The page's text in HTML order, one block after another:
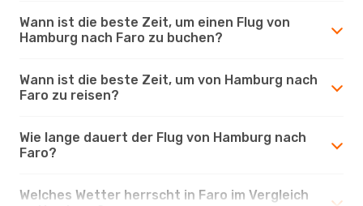
Wann ist die beste Zeit, um einen Flug von
Hamburg nach Faro zu buchen?
Wann ist die beste Zeit, um von Hamburg nach
Faro zu reisen?
Wie lange dauert der Flug von Hamburg nach
Faro?
Welches Wetter herrscht in Faro im Vergleich